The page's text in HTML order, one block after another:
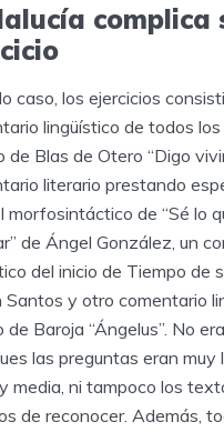
complica
caso, los ejercicios
lingüístico de todos
de Blas de Otero “Digo
literario prestando
morfosintáctico de “Sé lo
de Ángel González, un
del inicio de Tiempo de
Santos y otro comentario
de Baroja “Ángelus”. No
las preguntas eran muy
media, ni tampoco los
de reconocer. Además,